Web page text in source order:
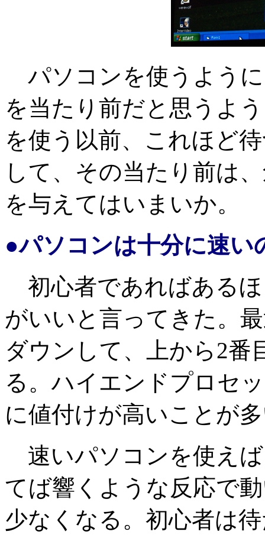
パソコンを使うよう
を当たり前だと思うよ
を使う以前、これほど
して、その当たり前は
を与えてはいまいか。
●パソコンは十分に速い
初心者であればある
がいいと言ってきた。
ダウンして、上から2番
る。ハイエンドプロセ
に値付けが高いことが
速いパソコンを使え
てば響くような反応で
少なくなる。初心者は